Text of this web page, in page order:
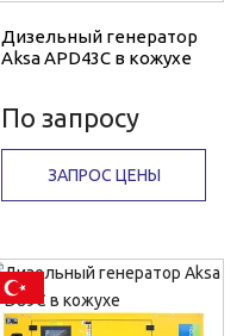
Дизельный генератор
Aksa APD43C в кожухе
По запросу
ЗАПРОС ЦЕНЫ